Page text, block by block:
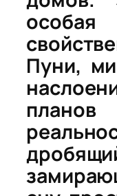
особая
Пуни,
планов